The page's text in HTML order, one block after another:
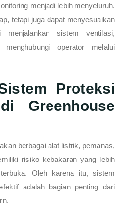
menjadi lebih menyeluruh.
tetapi juga dapat menyesuaikan
menjalankan sistem ventilasi,
operator melalui
Proteksi
Greenhouse
berbagai alat listrik, pemanas,
risiko kebakaran yang lebih
Oleh karena itu, sistem
adalah bagian penting dari